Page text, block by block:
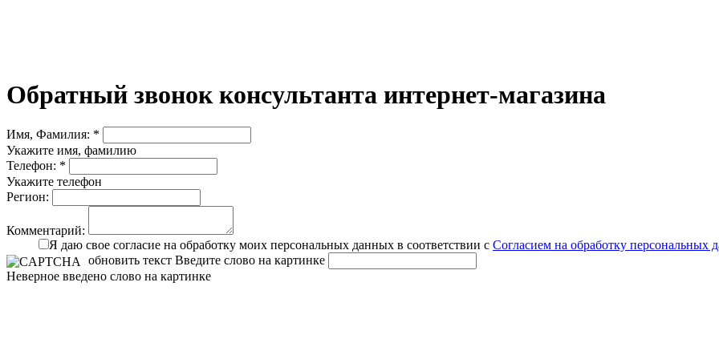
Обратный звонок консультанта интернет-магазина
Имя, Фамилия: *
Укажите имя, фамилию
Телефон: *
Укажите телефон
Регион:
Комментарий:
Я даю свое согласие на обработку моих персональных данных в соответствии с Согласием на обработку персональных
обновить текст Введите слово на картинке
Неверное введено слово на картинке